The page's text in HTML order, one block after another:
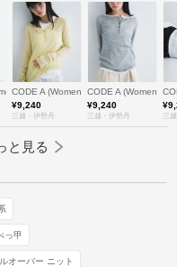
バトナー
CODE A (Women)/コードエー
¥9,240
三越・伊勢丹
CODE A (Women)/コ
¥9,240
三越・伊勢丹 三
と見る
っ甲
オーバー ニット